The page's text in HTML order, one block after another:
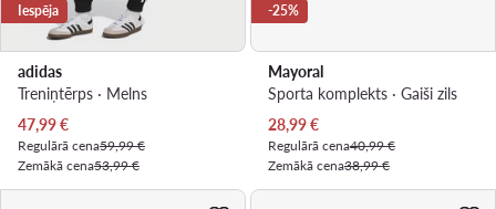
Iespēja
adidas
Treniņtērps · Melns
Pašreizējā cena
47,99€
Regulārā cena59,99 €
Zemākā cena53,99 €
-25%
Mayoral
Sporta komplekts · Gaiši zils
Pašreizējā cena
28,99€
Regulārā cena40,99 €
Zemākā cena38,99 €